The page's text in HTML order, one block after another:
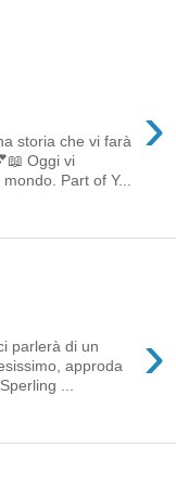
›
storia che vi farà
Oggi vi
Part of Y...
›
parlerà di un
approda
...